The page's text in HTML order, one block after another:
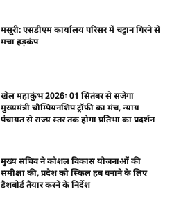
मसूरी: एसडीएम कार्यालय परिसर में चट्टान गिरने से
मचा हड़कंप
खेल महाकुंभ 2026ः 01 सितंबर से सजेगा
मुख्यमंत्री चौम्पियनशिप ट्रॉफी का मंच, न्याय
पंचायत से राज्य स्तर तक होगा प्रतिभा का प्रदर्शन
मुख्य सचिव ने कौशल विकास योजनाओं की
समीक्षा की, प्रदेश को स्किल हब बनाने के लिए
डैशबोर्ड तैयार करने के निर्देश